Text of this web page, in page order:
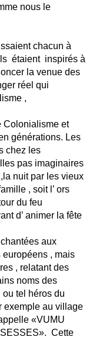
nous le
chacun à
étaient inspirés à
la venue des
réel qui
,
Colonialisme et
générations. Les
chez les
pas imaginaires
nuit par les vieux
, soit l’ ors
du feu
d’ animer la fête
aux
, mais
, relatant des
noms des
tel héros du
exemple au village
«VUMU
Cette